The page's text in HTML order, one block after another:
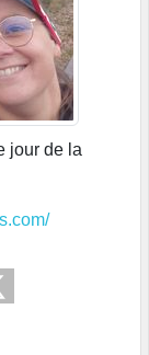
jour de la